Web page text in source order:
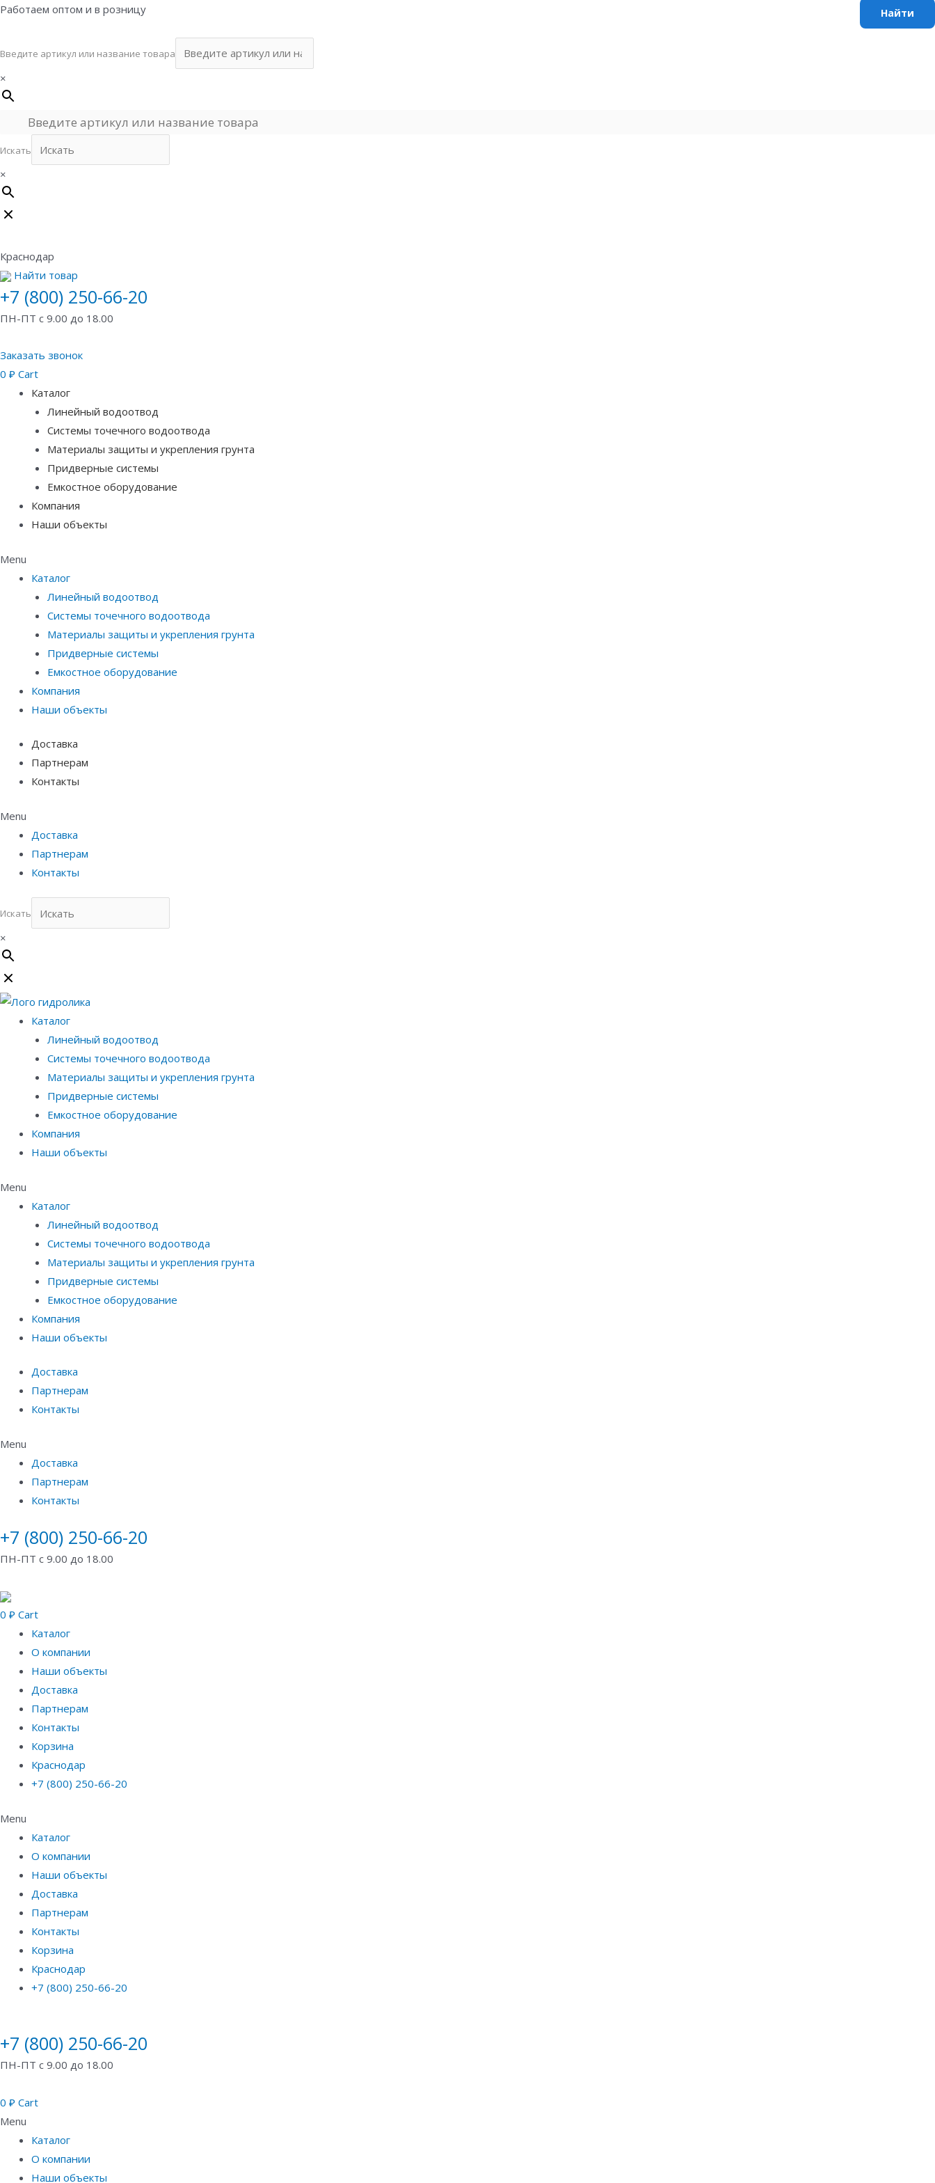
Перейти
Работаем оптом и в розницу
Введите артикул или название товара
×
Искать
×
Краснодар
Найти товар
+7 (800) 250-66-20
ПН-ПТ с 9.00 до 18.00
Заказать звонок
0 ₽ Cart
Каталог
Линейный водоотвод
Системы точечного водоотвода
Материалы защиты и укрепления грунта
Придверные системы
Емкостное оборудование
Компания
Наши объекты
Menu
Каталог
Линейный водоотвод
Системы точечного водоотвода
Материалы защиты и укрепления грунта
Придверные системы
Емкостное оборудование
Компания
Наши объекты
Доставка
Партнерам
Контакты
Menu
Доставка
Партнерам
Контакты
Искать
×
Каталог
Линейный водоотвод
Системы точечного водоотвода
Материалы защиты и укрепления грунта
Придверные системы
Емкостное оборудование
Компания
Наши объекты
Menu
Каталог
Линейный водоотвод
Системы точечного водоотвода
Материалы защиты и укрепления грунта
Придверные системы
Емкостное оборудование
Компания
Наши объекты
Доставка
Партнерам
Контакты
Menu
Доставка
Партнерам
Контакты
+7 (800) 250-66-20
ПН-ПТ с 9.00 до 18.00
0 ₽ Cart
Каталог
О компании
Наши объекты
Доставка
Партнерам
Контакты
Корзина
Краснодар
+7 (800) 250-66-20
Menu
Каталог
О компании
Наши объекты
Доставка
Партнерам
Контакты
Корзина
Краснодар
+7 (800) 250-66-20
+7 (800) 250-66-20
ПН-ПТ с 9.00 до 18.00
0 ₽ Cart
Menu
Каталог
О компании
Наши объекты